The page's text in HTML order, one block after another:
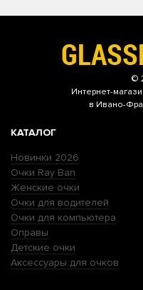
©
Интернет-
в Ивано-
КАТАЛОГ
Новинки 2026
Очки Ray Ban
Женские очки
Очки для водителей
Очки для компьютера
Оправы
Детские очки
Аксессуары для очков